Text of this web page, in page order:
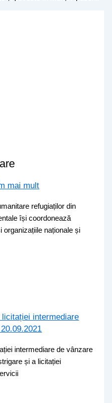
mai mult
refugiaților din
își coordonează
organizațiile naționale și
intermediare
intermediare de vânzare
și a licitației